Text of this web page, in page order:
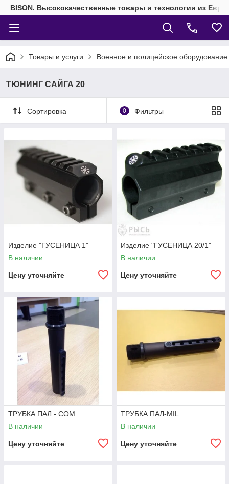
BISON. Высококачественные товары и технологии из
Товары и услуги Военное и полицейское
ТЮНИНГ САЙГА 20
Сортировка 0 Фильтры
Изделие "ГУСЕНИЦА 1"
В наличии
Цену уточняйте
Изделие "ГУСЕНИЦА 20/1"
В наличии
Цену уточняйте
ТРУБКА ПАЛ - COM
В наличии
Цену уточняйте
ТРУБКА ПАЛ-MIL
В наличии
Цену уточняйте